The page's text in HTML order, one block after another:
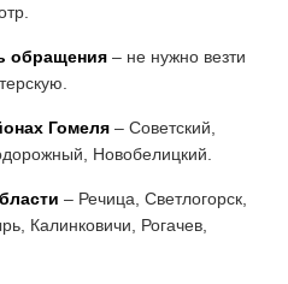
обращения – не нужно везти
Гомеля – Советский,
Новобелицкий.
– Речица, Светлогорск,
Калинковичи, Рогачев,